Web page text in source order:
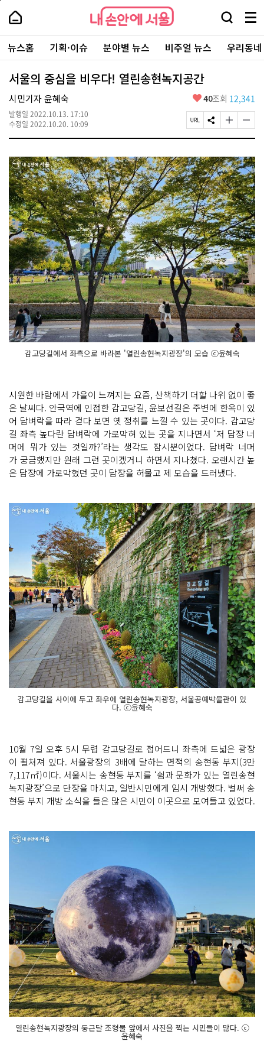
본
로
가
내
손
안
에
서
울
-
서
울
시
대
표
소
포
털
내
손
에
울
검
창
열
기
메
뉴
전
체
보
주
요
서
뉴스홈 기획·이슈 분야별 뉴스 비주얼 뉴스 우리동
서울의 중심을 비우다! 열린송현녹지공간
시민기자 윤혜숙
발행일 2022.10.13. 17:10
수정일 2022.10.20. 10:09
좋
요
40조회 12,341
페
이
U
R
L
복
사
S
N
공
유
하
기
글
자
기
크
게
변
경
하
기
글
자
기
작
게
변
경
하
기
감고당길에서 좌측으로 바라본 '열린송현녹지광장'의 모습 ⓒ윤혜숙
시원한 바람에서 가을이 느껴지는 요즘, 산책하기 더할 나위 없이 좋
은 날씨다. 안국역에 인접한 감고당길, 윤보선길은 주변에 한옥이 있
어 담벼락을 따라 걷다 보면 옛 정취를 느낄 수 있는 곳이다. 감고당
길 좌측 높다란 담벼락에 가로막혀 있는 곳을 지나면서 ‘저 담장 너
머에 뭐가 있는 것일까?’라는 생각도 잠시뿐이었다. 담벼락 너머
가 궁금했지만 원래 그런 곳이겠거니 하면서 지나쳤다. 오랜시간 높
은 담장에 가로막혔던 곳이 담장을 허물고 제 모습을 드러냈다.
감고당길을 사이에 두고 좌우에 열린송현녹지광장, 서울공예박물관이 있
다. ⓒ윤혜숙
10월 7일 오후 5시 무렵 감고당길로 접어드니 좌측에 드넓은 광장
이 펼쳐져 있다. 서울광장의 3배에 달하는 면적의 송현동 부지(3만
7,117㎡)이다. 서울시는 송현동 부지를 ‘쉼과 문화가 있는 열린송현
녹지광장’으로 단장을 마치고, 일반시민에게 임시 개방했다. 벌써 송
현동 부지 개방 소식을 들은 많은 시민이 이곳으로 모여들고 있었다.
열린송현녹지광장의 둥근달 조형물 앞에서 사진을 찍는 시민들이 많다. ⓒ
윤혜숙
페
상
단
로